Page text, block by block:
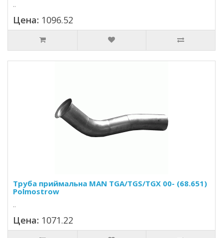
..
Цена: 1096.52
Труба приймальна MAN TGA/TGS/TGX 00- (68.651)
Polmostrow
..
Цена: 1071.22